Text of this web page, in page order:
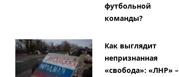
футбольной
команды?
Как выглядит
непризнанная
«свобода»: «ЛНР» –